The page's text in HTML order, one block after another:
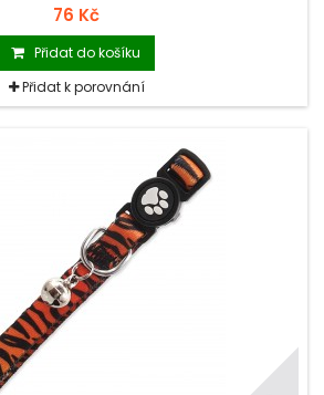
76 Kč
Přidat do košíku
Přidat k porovnání